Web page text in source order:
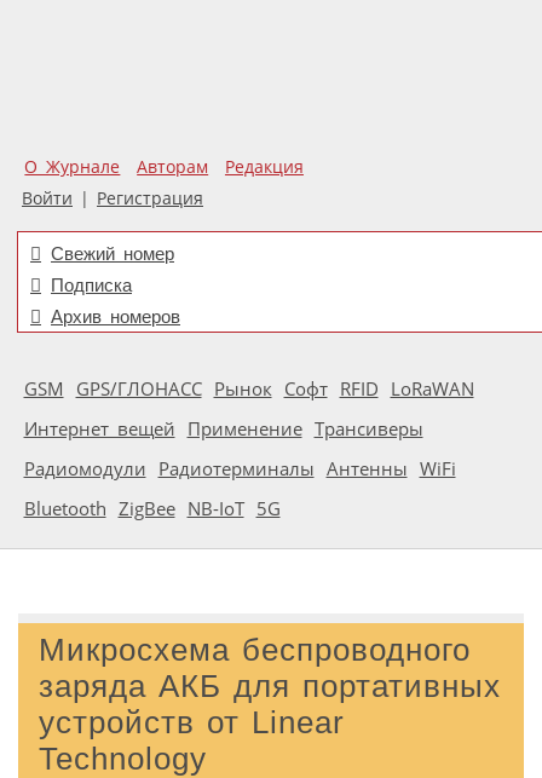
О Журнале Авторам
Редакция
Войти | Регистрация
Свежий номер
Подписка
Архив номеров
GSM GPS/ГЛОНАСС Рынок Софт RFID LoRaWAN
Интернет вещей Применение Трансиверы
Радиомодули Радиотерминалы Антенны WiFi
Bluetooth ZigBee NB-IoT 5G
Микросхема беспроводного
заряда АКБ для портативных
устройств от Linear
Technology